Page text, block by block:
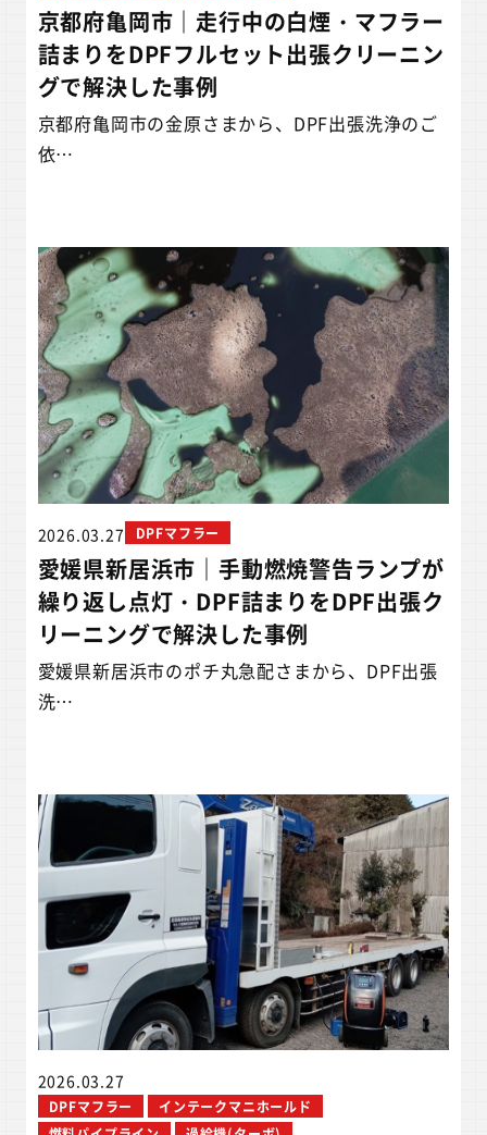
京都府亀岡市｜走行中の白煙・マフラー
詰まりをDPFフルセット出張クリーニン
グで解決した事例
京都府亀岡市の金原さまから、DPF出張洗浄のご
依…
2026.03.27 DPFマフラー
愛媛県新居浜市｜手動燃焼警告ランプが
繰り返し点灯・DPF詰まりをDPF出張ク
リーニングで解決した事例
愛媛県新居浜市のポチ丸急配さまから、DPF出張
洗…
2026.03.27
DPFマフラー
インテークマニホールド